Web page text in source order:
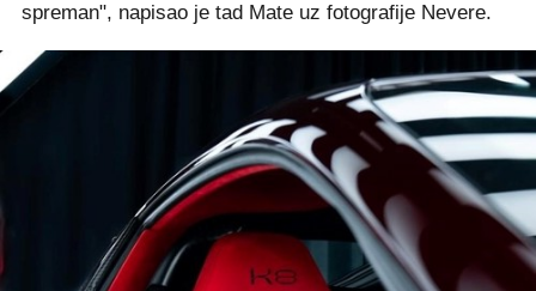
spreman", napisao je tad Mate uz fotografije Nevere.